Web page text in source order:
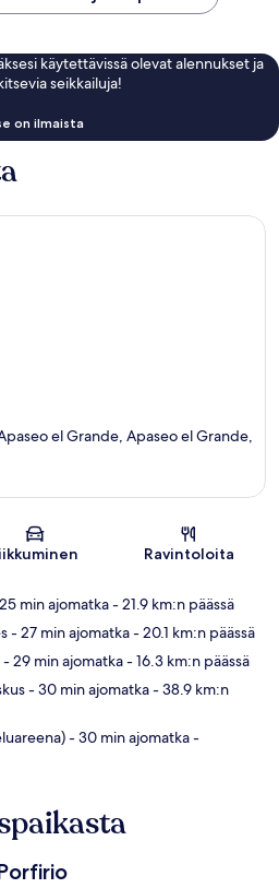
käytettävissä olevat alennukset ja
seikkailuja!
on ilmaista
el Grande, Apaseo el Grande,
Ravintoloita
min ajomatka- 21.9 km:n päässä
- 27 min ajomatka- 20.1 km:n päässä
- 29 min ajomatka- 16.3 km:n päässä
- 30 min ajomatka- 38.9 km:n
- 30 min ajomatka-